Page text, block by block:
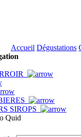
Accueil Dégustations
SIROPS
Quid